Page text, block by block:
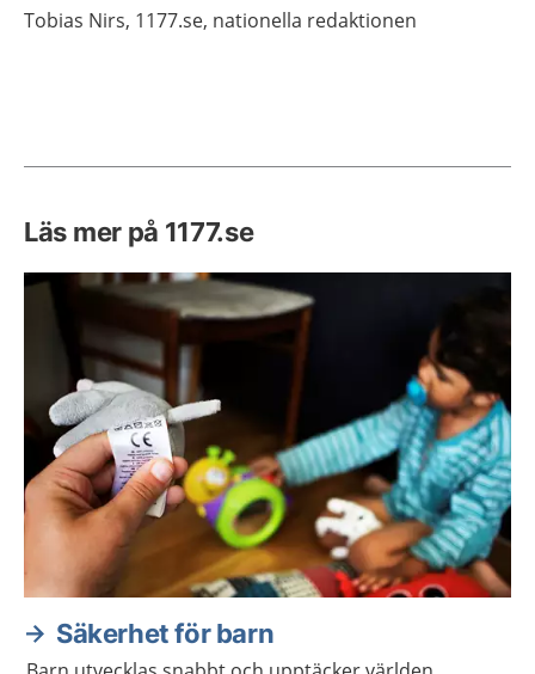
Tobias Nirs, 1177.se, nationella redaktionen
Läs mer på 1177.se
Säkerhet för barn